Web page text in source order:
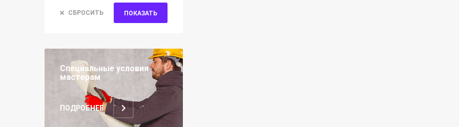
СБРОСИТЬ ПОКАЗАТЬ
Специальные условия
мастерам
ПОДРОБНЕЕ